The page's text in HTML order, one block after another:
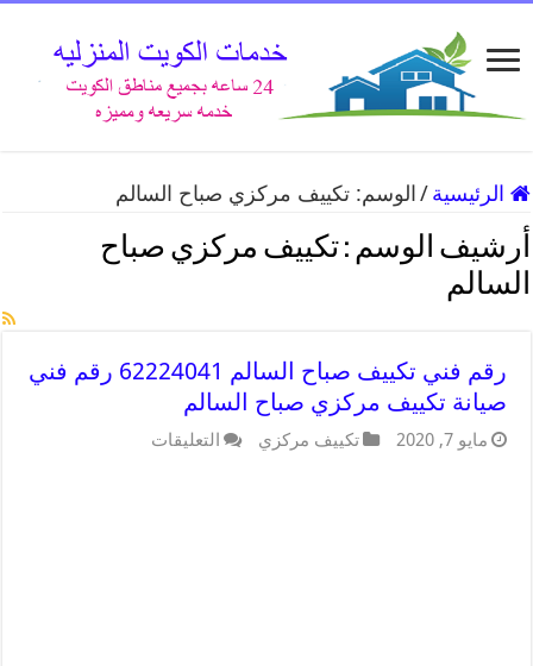
الرئيسية / الوسم:تكييف مركزي صباح السالم
أرشيف الوسم :تكييف مركزي صباح
السالم
رقم فني تكييف صباح السالم 62224041 رقم فني
صيانة تكييف مركزي صباح السالم
مايو 7, 2020 تكييف مركزي التعليقات